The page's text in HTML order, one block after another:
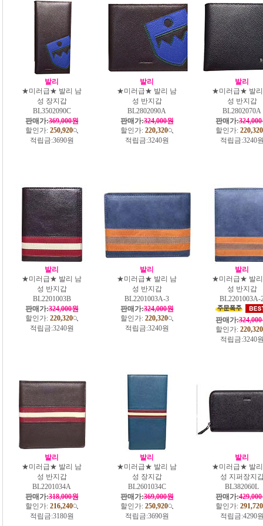
발리
★미러급★ 발리 남
성 장지갑
BL3502090C
판매가:369,000원
할인가: 250,920
적립금:3690원
발리
★미러급★ 발리 남
성 반지갑
BL2802090A
판매가:324,000원
할인가: 220,320
적립금:3240원
발리
★미러급★ 발
성 반지갑
BL2802070A
판매가:
할인가: 220,320
적립금:3240
발리
★미러급★ 발리 남
성 반지갑
BL2201003B
판매가:324,000원
할인가: 220,320
적립금:3240원
발리
★미러급★ 발리 남
성 반지갑
BL2201003A-3
판매가:324,000원
할인가: 220,320
적립금:3240원
발리
★미러급★ 발
성 반지갑
BL2201003A-
판매가:
할인가: 220,320
적립금:3240
발리
★미러급★ 발리 남
성 반지갑
BL2201034A
판매가:318,000원
할인가: 216,240
적립금:3180원
발리
★미러급★ 발리 남
성 장지갑
BL2601034C
판매가:369,000원
할인가: 250,920
적립금:3690원
발리
★미러급★ 발
성 지퍼장지
BL382060L
판매가:
할인가: 291,720
적립금:4290